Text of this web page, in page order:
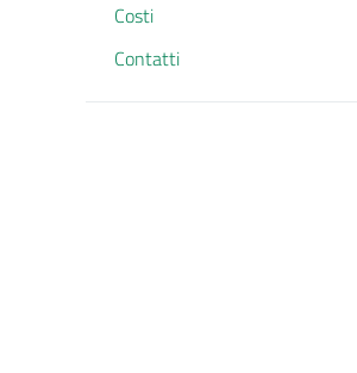
Costi
Contatti